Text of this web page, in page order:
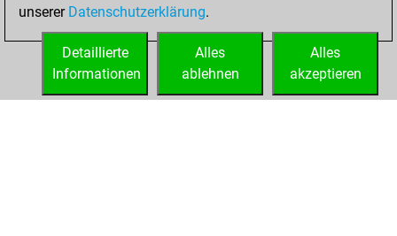
You created
your Play account
unserer Datenschutzerklärung.
Alles
akzeptieren
Alles
ablehnen
Detaillierte
Informationen